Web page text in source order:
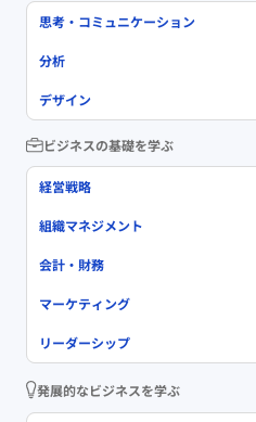
思考・コミュニケーション
分析
デザイン
ビジネスの基礎を学ぶ
経営戦略
組織マネジメント
会計・財務
マーケティング
リーダーシップ
発展的なビジネスを学ぶ